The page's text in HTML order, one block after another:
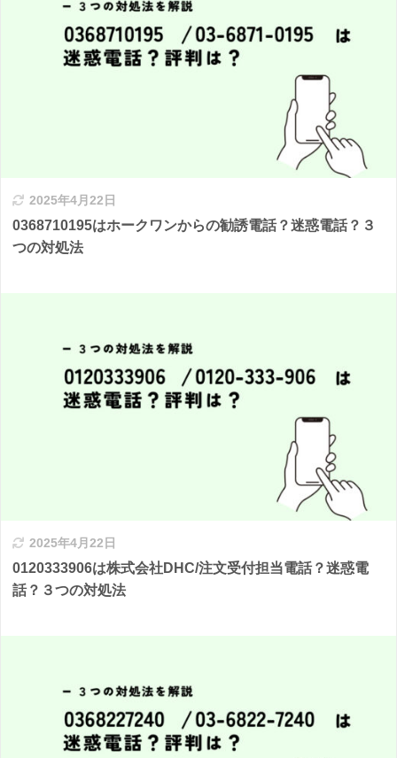
2025年4月22日
0368710195はホークワンからの勧誘電話？迷惑電話？３
つの対処法
2025年4月22日
0120333906は株式会社DHC/注文受付担当電話？迷惑電
話？３つの対処法